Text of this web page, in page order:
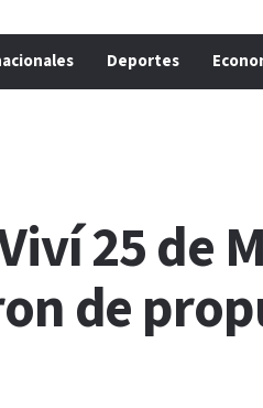
Deportes
25 de
de